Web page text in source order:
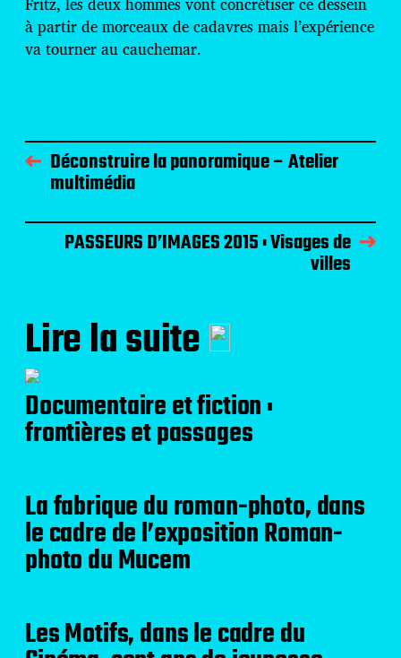
à partir de morceaux de cadavres mais l’expérience
va tourner au cauchemar.
Déconstruire la panoramique – Atelier
multimédia
PASSEURS D’IMAGES 2015 : Visages de
villes
Lire la suite
Documentaire et fiction :
frontières et passages
La fabrique du roman-photo, dans
le cadre de l’exposition Roman-
photo du Mucem
Les Motifs, dans le cadre du